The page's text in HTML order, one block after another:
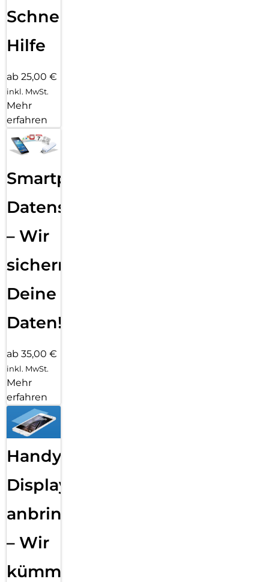
Schnelle
Hilfe
ab 25,00 €
inkl. MwSt.
Mehr
erfahren
Smartphone
Datensicherung
– Wir
sichern
Deine
Daten!
ab 35,00 €
inkl. MwSt.
Mehr
erfahren
Handy
Displayfolie
anbringen
– Wir
kümmern